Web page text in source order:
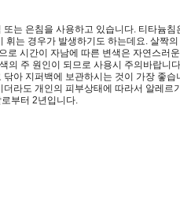
는 은침을 사용하고 있습니다. 티타늄
휘는 경우가 발생하기도 하는데요. 살짝
로 시간이 자남에 따른 변색은 자연스러
의 주 원인이 되므로 사용시 주의바랍니
아 지퍼백에 보관하시는 것이 가장 좋습
라도 개인의 피부상태에 따라서 알레르
부터 2년입니다.